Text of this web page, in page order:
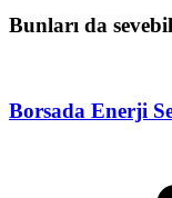
Bunları da
Borsada Enerji